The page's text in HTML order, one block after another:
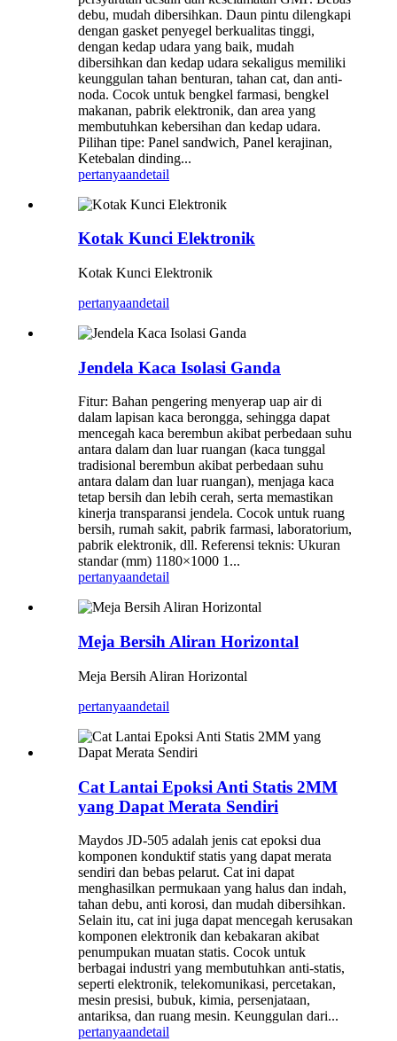
debu, mudah dibersihkan. Daun pintu dilengkapi
dengan gasket penyegel berkualitas tinggi,
dengan kedap udara yang baik, mudah
dibersihkan dan kedap udara sekaligus memiliki
keunggulan tahan benturan, tahan cat, dan anti-
noda. Cocok untuk bengkel farmasi, bengkel
makanan, pabrik elektronik, dan area yang
membutuhkan kebersihan dan kedap udara.
Pilihan tipe: Panel sandwich, Panel kerajinan,
Ketebalan dinding...
pertanyaandetail
Kotak Kunci Elektronik
Kotak Kunci Elektronik
pertanyaandetail
Jendela Kaca Isolasi Ganda
Fitur: Bahan pengering menyerap uap air di
dalam lapisan kaca berongga, sehingga dapat
mencegah kaca berembun akibat perbedaan suhu
antara dalam dan luar ruangan (kaca tunggal
tradisional berembun akibat perbedaan suhu
antara dalam dan luar ruangan), menjaga kaca
tetap bersih dan lebih cerah, serta memastikan
kinerja transparansi jendela. Cocok untuk ruang
bersih, rumah sakit, pabrik farmasi, laboratorium,
pabrik elektronik, dll. Referensi teknis: Ukuran
standar (mm) 1180×1000 1...
pertanyaandetail
Meja Bersih Aliran Horizontal
Meja Bersih Aliran Horizontal
pertanyaandetail
Cat Lantai Epoksi Anti Statis 2MM
yang Dapat Merata Sendiri
Maydos JD-505 adalah jenis cat epoksi dua
komponen konduktif statis yang dapat merata
sendiri dan bebas pelarut. Cat ini dapat
menghasilkan permukaan yang halus dan indah,
tahan debu, anti korosi, dan mudah dibersihkan.
Selain itu, cat ini juga dapat mencegah kerusakan
komponen elektronik dan kebakaran akibat
penumpukan muatan statis. Cocok untuk
berbagai industri yang membutuhkan anti-statis,
seperti elektronik, telekomunikasi, percetakan,
mesin presisi, bubuk, kimia, persenjataan,
antariksa, dan ruang mesin. Keunggulan dari...
pertanyaandetail